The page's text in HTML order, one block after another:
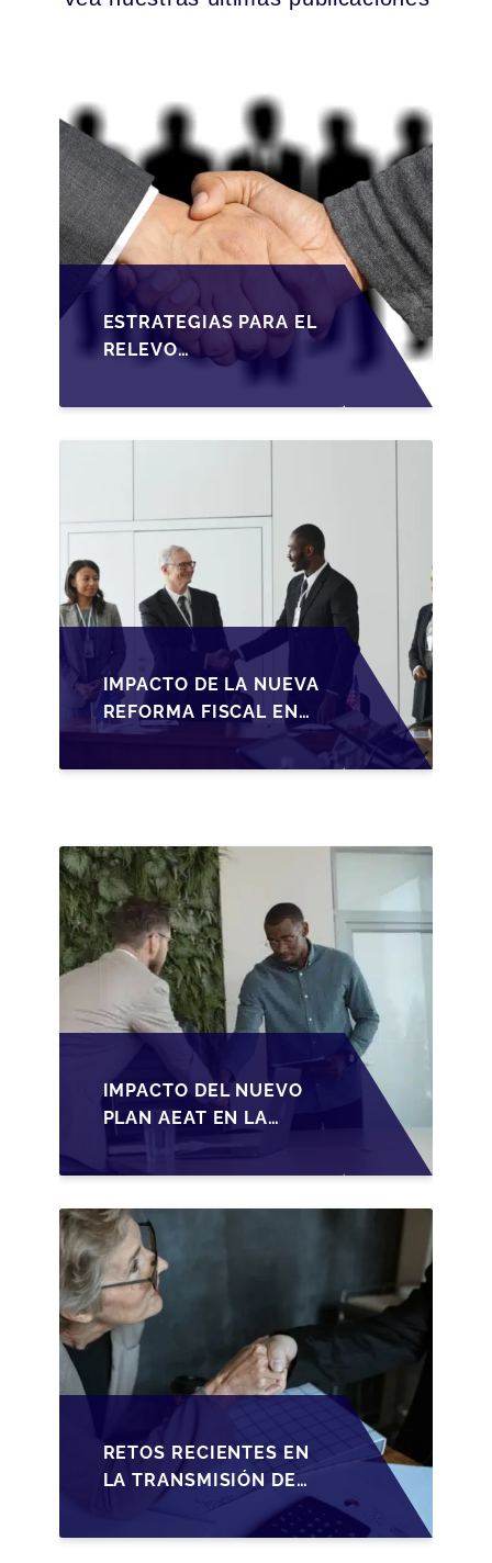
ESTRATEGIAS PARA EL
RELEVO
GENERACIONAL EN
PYMES ESPAÑOLAS
IMPACTO DE LA NUEVA
REFORMA FISCAL EN
LA TRANSMISIÓN DE
PYMES EN ESPAÑA
IMPACTO DEL NUEVO
PLAN AEAT EN LA
TRANSMISIÓN DE
PYMES ESPAÑOLAS
RETOS RECIENTES EN
LA TRANSMISIÓN DE
PYMES ESPAÑOLAS:
ADAPTACIONES